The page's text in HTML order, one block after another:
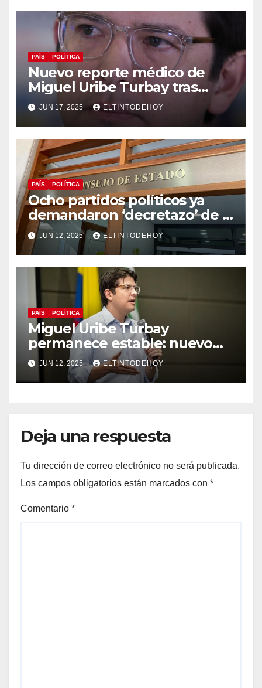
PAÍS POLÍTICA
Nuevo reporte médico de
Miguel Uribe Turbay tras
operación de urgencia a la
que fue sometido
JUN 17, 2025 ELTINTODEHOY
PAÍS POLÍTICA
Ocho partidos políticos ya
demandaron ‘decretazo’ de la
consulta popular
JUN 12, 2025 ELTINTODEHOY
PAÍS POLÍTICA
Miguel Uribe Turbay
permanece estable: nuevo
parte médico de la clínica
Santa Fe
JUN 12, 2025 ELTINTODEHOY
Deja una respuesta
Tu dirección de correo electrónico no será publicada.
Los campos obligatorios están marcados con *
Comentario *